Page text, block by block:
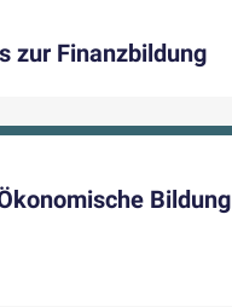
zur Finanzbildung
Bildung